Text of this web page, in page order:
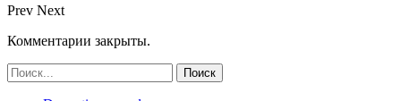
Prev Next
Комментарии закрыты.